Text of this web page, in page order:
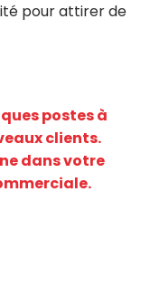
pour attirer de
postes à
clients.
dans votre